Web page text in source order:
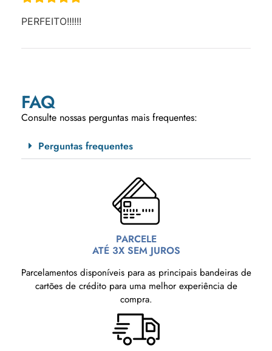
PERFEITO!!!!!!
FAQ
Consulte nossas perguntas mais frequentes:
Perguntas frequentes
PARCELE
ATÉ 3X SEM JUROS
Parcelamentos disponíveis para as principais bandeiras de
cartões de crédito para uma melhor experiência de
compra.